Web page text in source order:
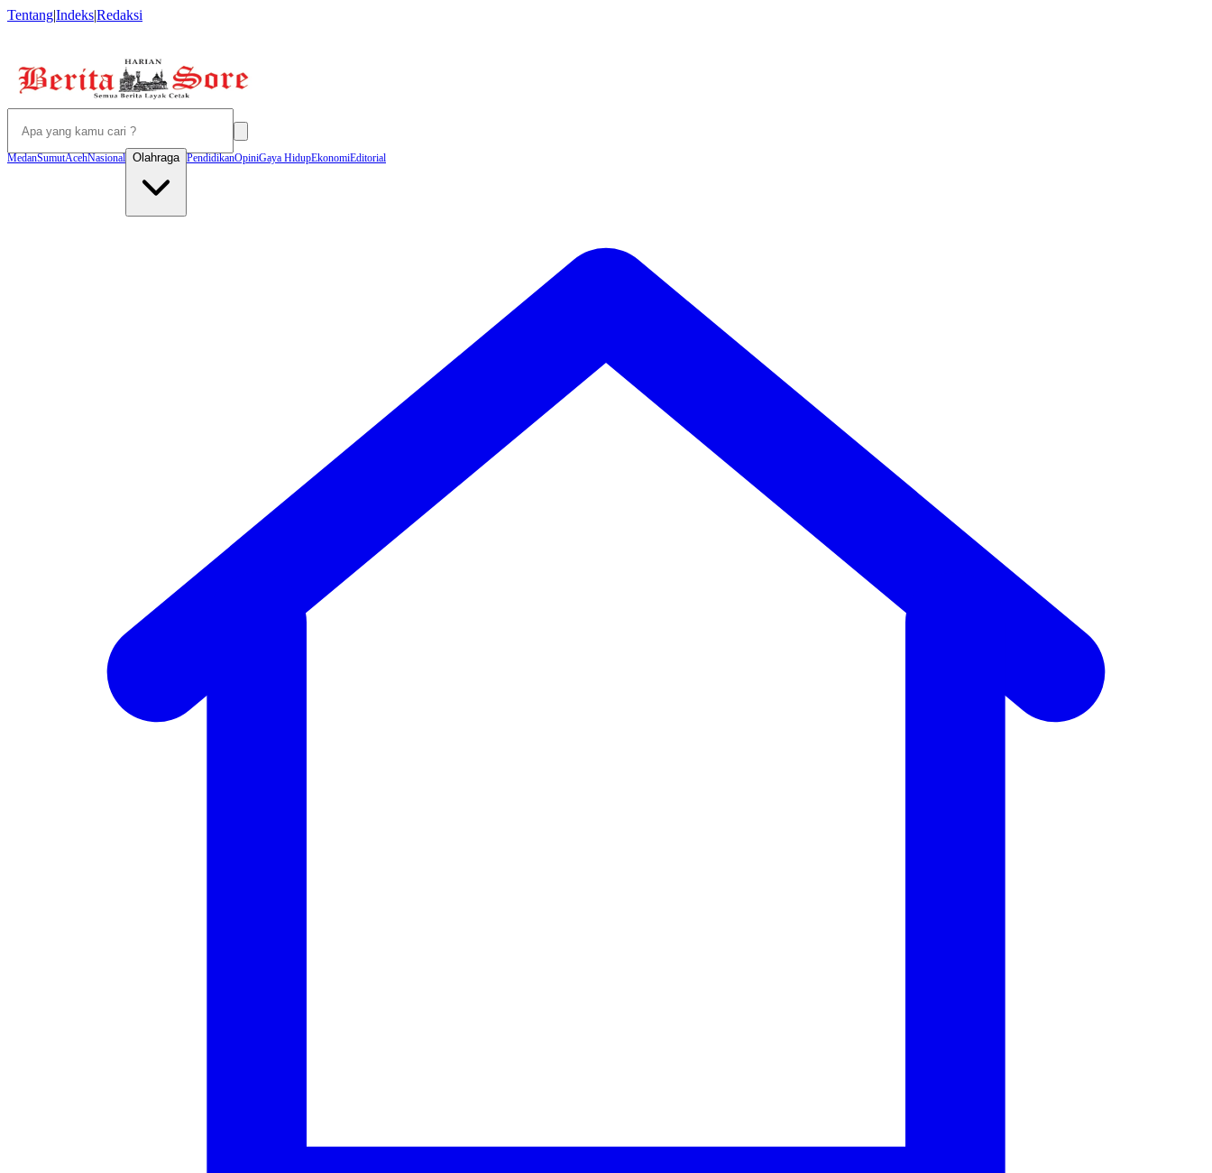
Tentang|Indeks|Redaksi
MedanSumutAcehNasional Olahraga PendidikanOpiniGaya HidupEkonomiEditorial